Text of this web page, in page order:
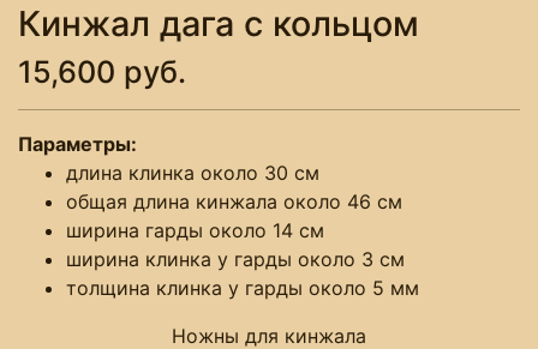
Кинжал дага с кольцом
15,600 руб.
Параметры:
длина клинка около 30 см
общая длина кинжала около 46 см
ширина гарды около 14 см
ширина клинка у гарды около 3 см
толщина клинка у гарды около 5 мм
Ножны для кинжала